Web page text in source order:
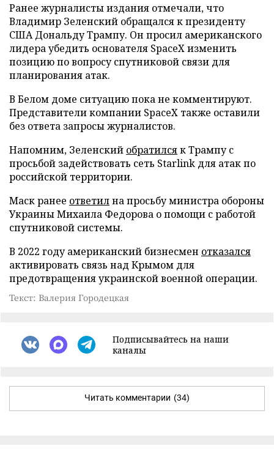
Ранее журналисты издания отмечали, что
Владимир Зеленский обращался к президенту
США Дональду Трампу. Он просил американского
лидера убедить основателя SpaceX изменить
позицию по вопросу спутниковой связи для
планирования атак.
В Белом доме ситуацию пока не комментируют.
Представители компании SpaceX также оставили
без ответа запросы журналистов.
Напомним, Зеленский обратилсяк Трампу с
просьбой задействовать сеть Starlink для атак по
российской территории.
Маск ранее ответилна просьбу министра обороны
Украины Михаила Федорова о помощи с работой
спутниковой системы.
В 2022 году американский бизнесмен отказался
активировать связь над Крымом для
предотвращения украинской военной операции.
Текст: Валерия Городецкая
Подписывайтесь на наши
каналы
Читать комментарии (34)